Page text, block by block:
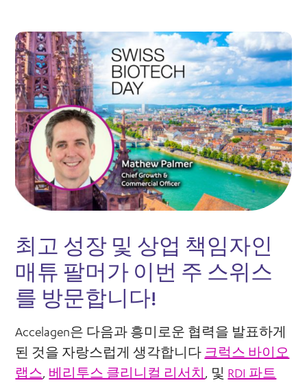
최고 성장 및 상업 책임자인
매튜 팔머가 이번 주 스위스
를 방문합니다!
Accelagen은 다음과 흥미로운 협력을 발표하게
된 것을 자랑스럽게 생각합니다 크럭스 바이오
랩스, 베리투스 클리니컬 리서치 , 및 RDI 파트